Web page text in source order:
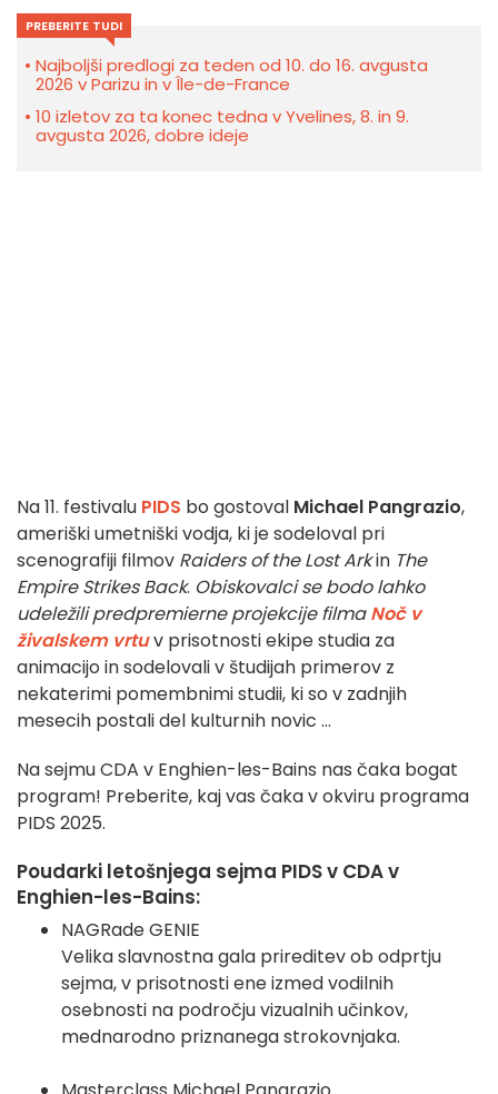
PREBERITE TUDI
Najboljši predlogi za teden od 10. do 16. avgusta
2026 v Parizu in v Île-de-France
10 izletov za ta konec tedna v Yvelines, 8. in 9.
avgusta 2026, dobre ideje
Na 11. festivalu PIDS bo gostoval Michael Pangrazio,
ameriški umetniški vodja, ki je sodeloval pri
scenografiji filmov Raiders of the Lost Arkin The
Empire Strikes Back. Obiskovalci se bodo lahko
udeležili predpremierne projekcije filma Noč v
živalskem vrtuv prisotnosti ekipe studia za
animacijo in sodelovali v študijah primerov z
nekaterimi pomembnimi studii, ki so v zadnjih
mesecih postali del kulturnih novic ...
Na sejmu CDA v Enghien-les-Bains nas čaka bogat
program! Preberite, kaj vas čaka v okviru programa
PIDS 2025.
Poudarki letošnjega sejma PIDS v CDA v
Enghien-les-Bains:
NAGRade GENIE
Velika slavnostna gala prireditev ob odprtju
sejma, v prisotnosti ene izmed vodilnih
osebnosti na področju vizualnih učinkov,
mednarodno priznanega strokovnjaka.